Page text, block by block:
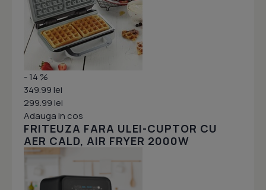
- 14 %
349.99 lei
299.99 lei
Adauga in cos
FRITEUZA FARA ULEI-CUPTOR CU
AER CALD, AIR FRYER 2000W